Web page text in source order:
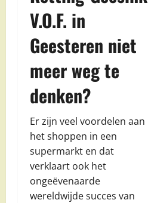
V.O.F. in
Geesteren niet
meer weg te
denken?
Er zijn veel voordelen aan
het shoppen in een
supermarkt en dat
verklaart ook het
ongeëvenaarde
wereldwijde succes van